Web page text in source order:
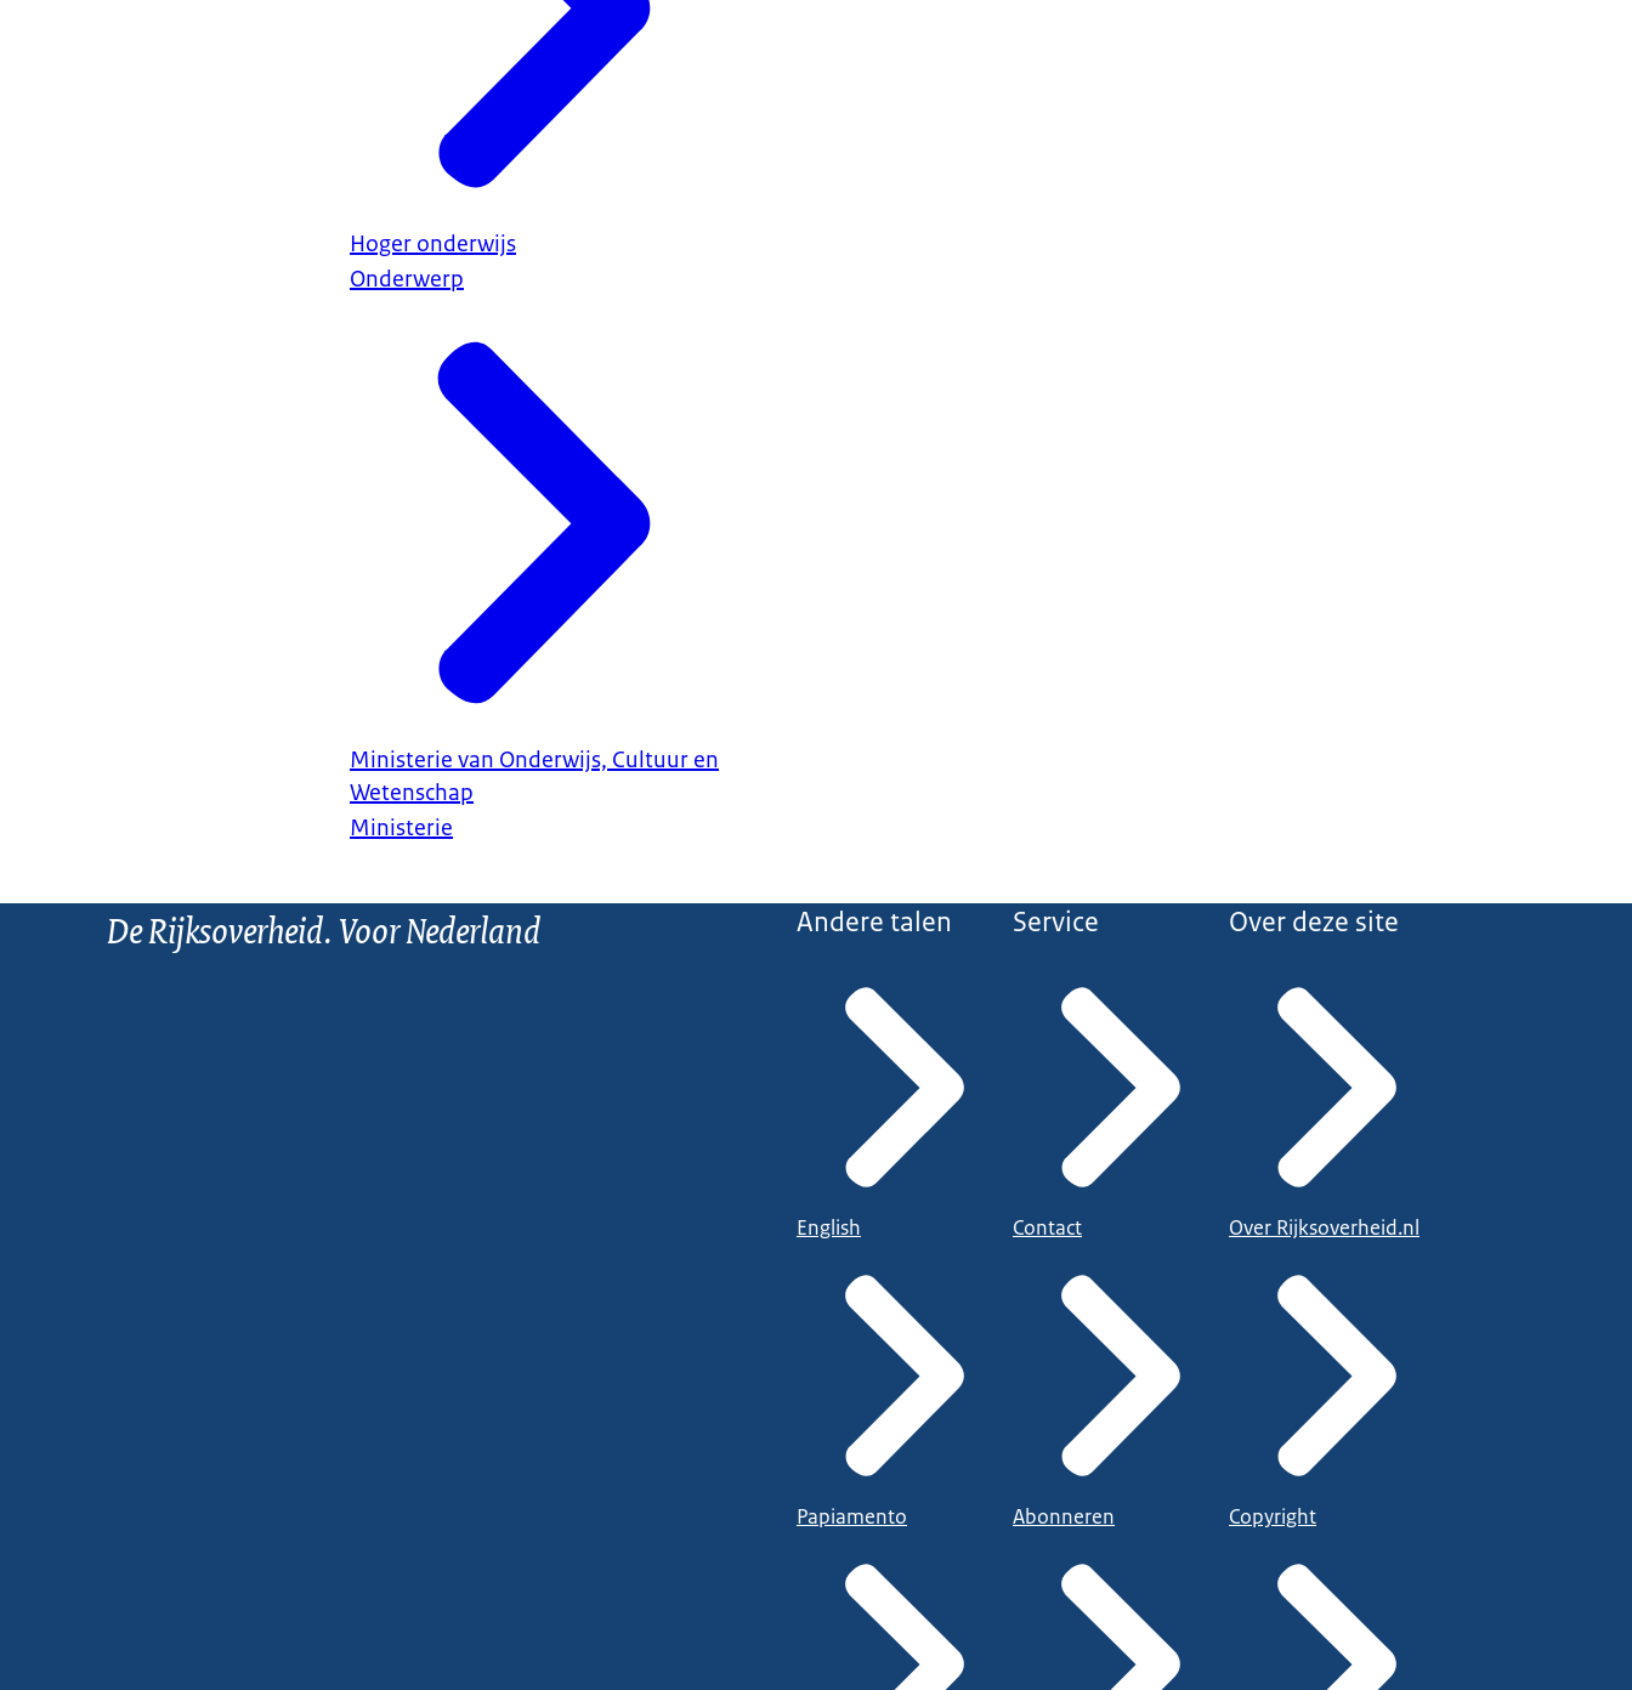
Hoger onderwijs
Onderwerp
Ministerie van Onderwijs, Cultuur en
Wetenschap
Ministerie
De Rijksoverheid. Voor Nederland Andere talen
English
Papiamento
Service
Contact
Abonneren
Over deze site
Over Rijksoverheid.nl
Copyright